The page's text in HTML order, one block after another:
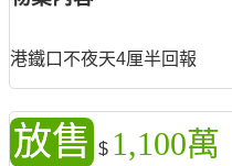
港鐵口不夜天4厘半回報
放售 $ 1,100萬